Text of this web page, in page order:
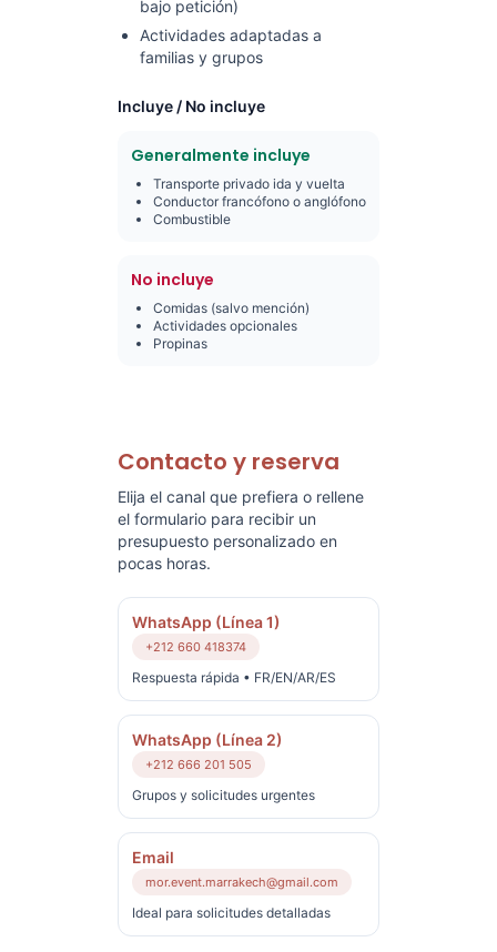
bajo petición)
Actividades adaptadas a
familias y grupos
Incluye / No incluye
Generalmente incluye
Transporte privado ida y vuelta
Conductor francófono o anglófono
Combustible
No incluye
Comidas (salvo mención)
Actividades opcionales
Propinas
Contacto y reserva
Elija el canal que prefiera o rellene
el formulario para recibir un
presupuesto personalizado en
pocas horas.
WhatsApp (Línea 1)
+212 660 418374
Respuesta rápida • FR/EN/AR/ES
WhatsApp (Línea 2)
+212 666 201 505
Grupos y solicitudes urgentes
Email
mor.event.marrakech@gmail.com
Ideal para solicitudes detalladas